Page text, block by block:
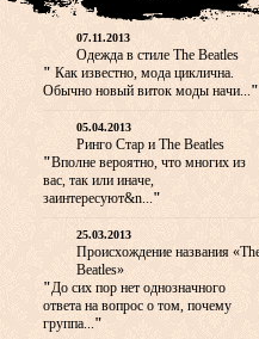
07.11.2013
Одежда в стиле The Beatles
" Как известно, мода циклична.
Обычно новый виток моды начи..."
05.04.2013
Ринго Стар и The Beatles
"Вполне вероятно, что многих из
вас, так или иначе,
заинтересуют&n..."
25.03.2013
Происхождение названия
Beatles»
"До сих пор нет однозначного
ответа на вопрос о том, почему
группа..."